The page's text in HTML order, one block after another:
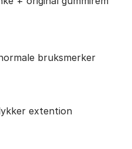
bruksmerker
extention